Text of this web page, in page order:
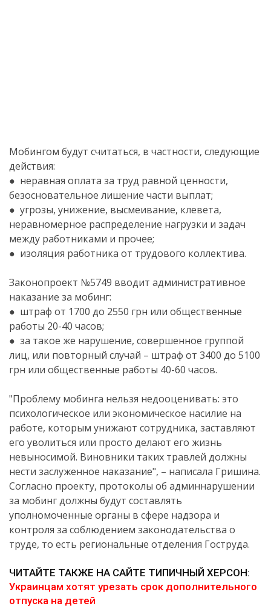
Мобингом будут считаться, в частности, следующие
действия:
● неравная оплата за труд равной ценности,
безосновательное лишение части выплат;
● угрозы, унижение, высмеивание, клевета,
неравномерное распределение нагрузки и задач
между работниками и прочее;
● изоляция работника от трудового коллектива.
Законопроект №5749 вводит административное
наказание за мобинг:
● штраф от 1700 до 2550 грн или общественные
работы 20-40 часов;
● за такое же нарушение, совершенное группой
лиц, или повторный случай – штраф от 3400 до 5100
грн или общественные работы 40-60 часов.
"Проблему мобинга нельзя недооценивать: это
психологическое или экономическое насилие на
работе, которым унижают сотрудника, заставляют
его уволиться или просто делают его жизнь
невыносимой. Виновники таких травлей должны
нести заслуженное наказание", – написала Гришина.
Согласно проекту, протоколы об админнарушении
за мобинг должны будут составлять
уполномоченные органы в сфере надзора и
контроля за соблюдением законодательства о
труде, то есть региональные отделения Гоструда.
ЧИТАЙТЕ ТАКЖЕ НА САЙТЕ ТИПИЧНЫЙ ХЕРСОН:
Украинцам хотят урезать срок дополнительного
отпуска на детей